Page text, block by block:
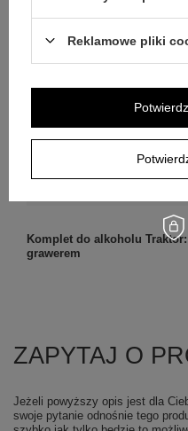
Komplet do alkoholu
grawerem
ZAPYTAJ O
Jeżeli powyższy opis jest dla
swoje pytanie odnośnie tego
Reklamowe pliki